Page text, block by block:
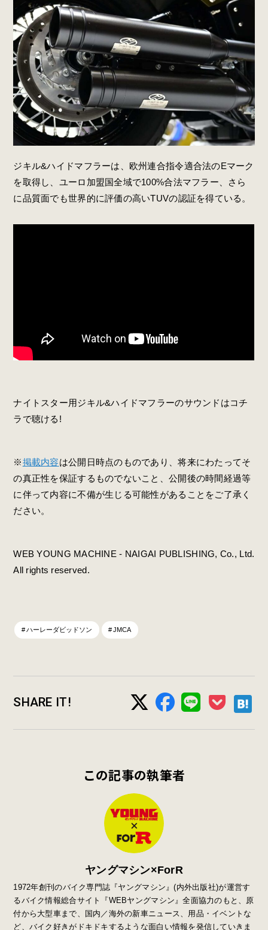
ジキル&ハイドマフラーは、欧州連合指令適合法のEマーク
を取得し、ユーロ加盟国全域で100%合法マフラー、さら
に品質面でも世界的に評価の高いTUVの認証を得ている。
ナイトスター用ジキル&ハイドマフラーのサウンドはコチ
ラで聴ける!
※掲載内容は公開日時点のものであり、将来にわたってそ
の真正性を保証するものでないこと、公開後の時間経過等
に伴って内容に不備が生じる可能性があることをご了承く
ださい。
WEB YOUNG MACHINE - NAIGAI PUBLISHING, Co., Ltd.
All rights reserved.
ハーレーダビッドソン JMCA
SHARE IT!
この記事の執筆者
ヤングマシン×ForR
1972年創刊のバイク専門誌『ヤングマシン』(内外出版社)が運営す
るバイク情報総合サイト『WEBヤングマシン』全面協力のもと、原
付から大型車まで、国内／海外の新車ニュース、用品・イベントな
ど、バイク好きがドキドキするような面白い情報を発信していきま